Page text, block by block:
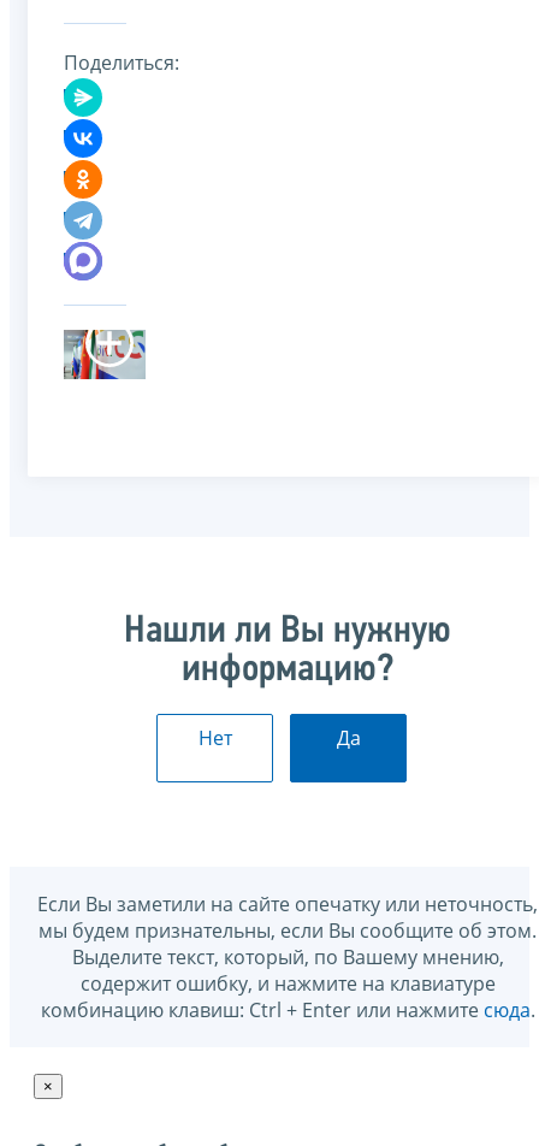
Поделиться:
Нашли ли Вы нужную
информацию?
Нет Да
Если Вы заметили на сайте опечатку или неточность,
мы будем признательны, если Вы сообщите об этом.
Выделите текст, который, по Вашему мнению,
содержит ошибку, и нажмите на клавиатуре
комбинацию клавиш: Ctrl + Enter или нажмите сюда.
×